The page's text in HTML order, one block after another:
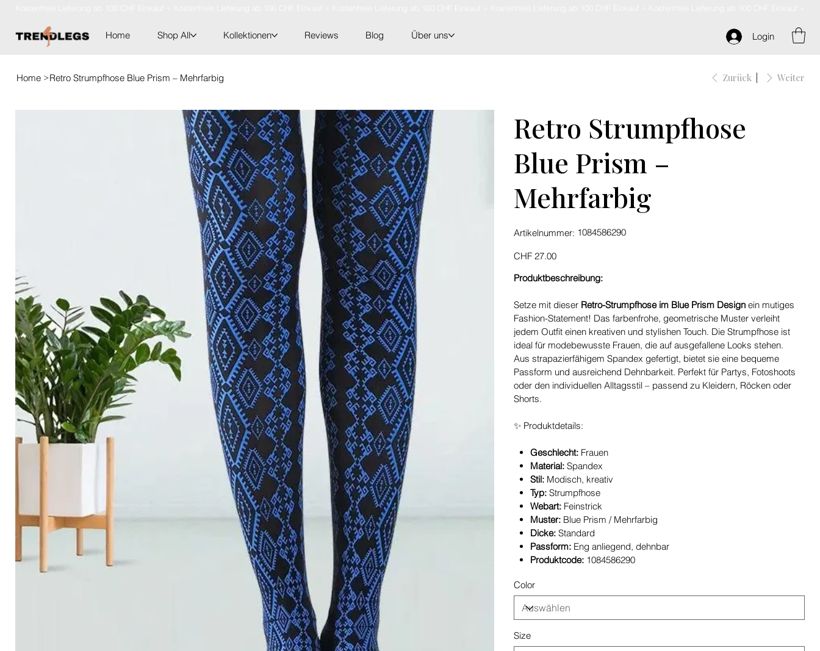
Home Shop All Kollektionen Reviews Blog Über uns Login
Home >Retro Strumpfhose Blue Prism – Mehrfarbig Zurück Weiter
Retro Strumpfhose
Blue Prism –
Mehrfarbig
Artikelnummer: Artikelnummer:
1084586290
1084586290
Preis
CHF 27.00
Produktbeschreibung:
Setze mit dieser Retro-Strumpfhose im Blue Prism Design ein mutiges
Fashion-Statement! Das farbenfrohe, geometrische Muster verleiht
jedem Outfit einen kreativen und stylishen Touch. Die Strumpfhose ist
ideal für modebewusste Frauen, die auf ausgefallene Looks stehen.
Aus strapazierfähigem Spandex gefertigt, bietet sie eine bequeme
Passform und ausreichend Dehnbarkeit. Perfekt für Partys, Fotoshoots
oder den individuellen Alltagsstil – passend zu Kleidern, Röcken oder
Shorts.
✨ Produktdetails:
Geschlecht: Frauen
Material: Spandex
Stil: Modisch, kreativ
Typ: Strumpfhose
Webart: Feinstrick
Muster: Blue Prism / Mehrfarbig
Dicke: Standard
Passform: Eng anliegend, dehnbar
Produktcode: 1084586290
Color
Size